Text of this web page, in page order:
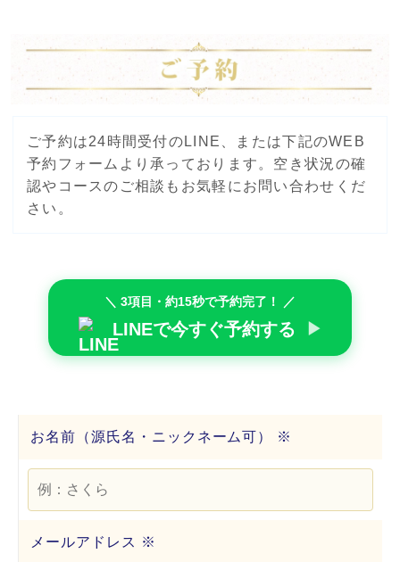
ご予約は24時間受付のLINE、または下記のWEB
予約フォームより承っております。空き状況の確
認やコースのご相談もお気軽にお問い合わせくだ
さい。
＼ 3項目・約15秒で予約完了！ ／
LINEで今すぐ予約する ▶
お名前（源氏名・ニックネーム可） ※
メールアドレス ※